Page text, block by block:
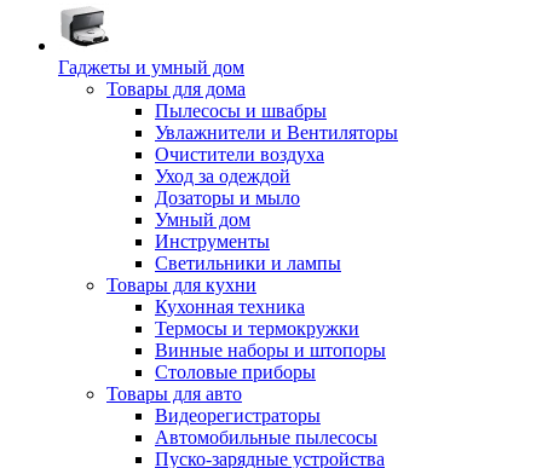
Гаджеты и умный дом
Товары для дома
Пылесосы и швабры
Увлажнители и Вентиляторы
Очистители воздуха
Уход за одеждой
Дозаторы и мыло
Умный дом
Инструменты
Светильники и лампы
Товары для кухни
Кухонная техника
Термосы и термокружки
Винные наборы и штопоры
Столовые приборы
Товары для авто
Видеорегистраторы
Автомобильные пылесосы
Пуско-зарядные устройства